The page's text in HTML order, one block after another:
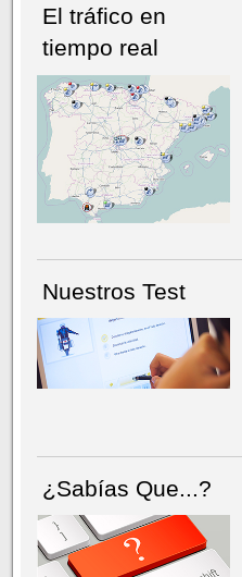
NÚMERO ACTUALHEMEROTECA
El tráfico en
tiempo real
Nuestros Test
¿Sabías Que...?